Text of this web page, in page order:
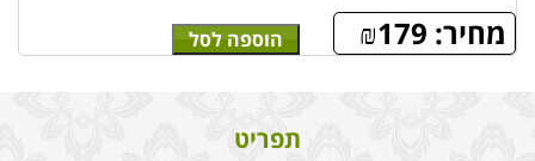
מחיר: ₪179 הוספה לסל
תפריט